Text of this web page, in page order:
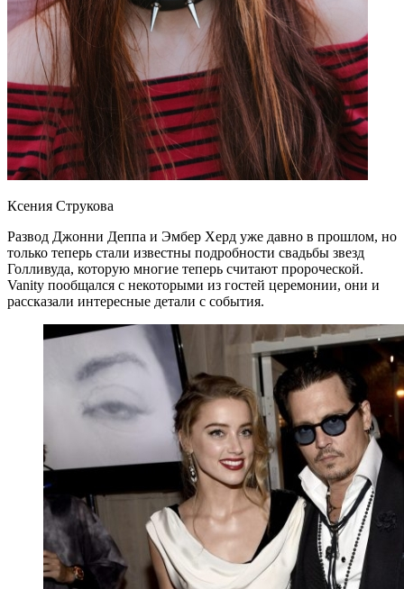
Ксения Струкова
Развод Джонни Деппа и Эмбер Херд уже давно в прошлом, но
только теперь стали известны подробности свадьбы звезд
Голливуда, которую многие теперь считают пророческой.
Vanity пообщался с некоторыми из гостей церемонии, они и
рассказали интересные детали с события.